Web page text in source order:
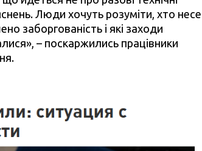
Люди хочуть розуміти, хто несе
заборгованість і які заходи
– поскаржились працівники